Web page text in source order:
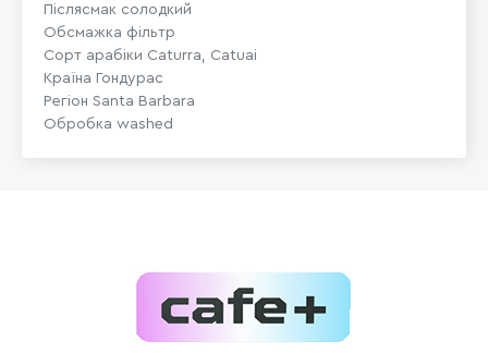
Післясмак солодкий
Обсмажка фільтр
Сорт арабіки Caturra, Catuai
Країна Гондурас
Регіон Santa Barbara
Обробка washed